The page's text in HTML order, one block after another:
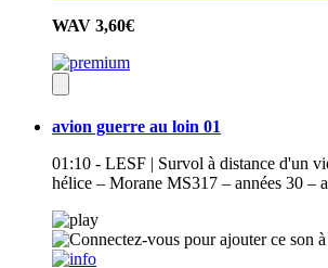
WAV 3,60€
avion guerre au loin 01
01:10 - LESF | Survol à distance d'un
hélice – Morane MS317 – années 30 –